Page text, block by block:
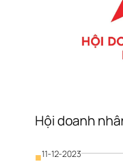
Hội doanh
■11-12-2023